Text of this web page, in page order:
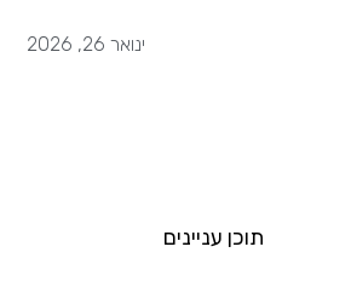
ינואר 26, 2026
תוכן עניינים